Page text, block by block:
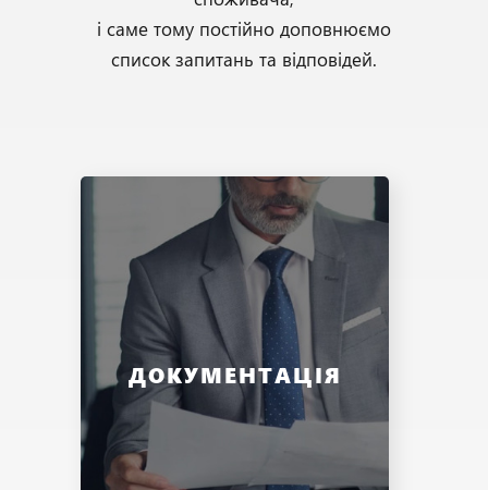
і саме тому постійно доповнюємо
список запитань та відповідей.
ДОКУМЕНТАЦІЯ